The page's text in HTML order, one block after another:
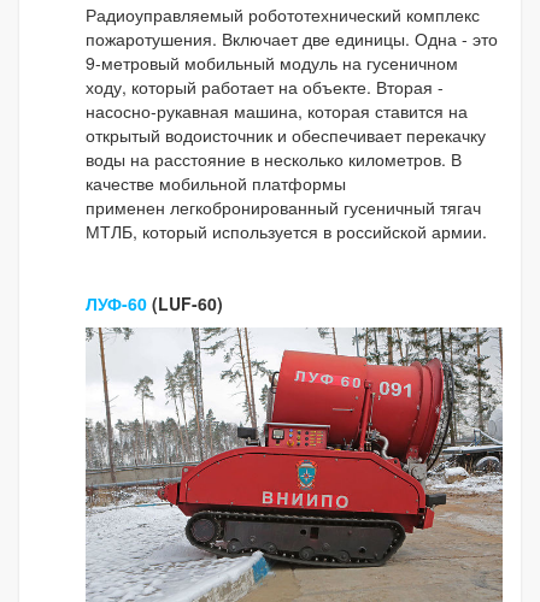
Радиоуправляемый робототехнический комплекс
пожаротушения. Включает две единицы. Одна - это
9-метровый мобильный модуль на гусеничном
ходу, который работает на объекте. Вторая -
насосно-рукавная машина, которая ставится на
открытый водоисточник и обеспечивает перекачку
воды на расстояние в несколько километров. В
качестве мобильной платформы
применен легкобронированный гусеничный тягач
МТЛБ, который используется в российской армии.
ЛУФ-60 (LUF-60)